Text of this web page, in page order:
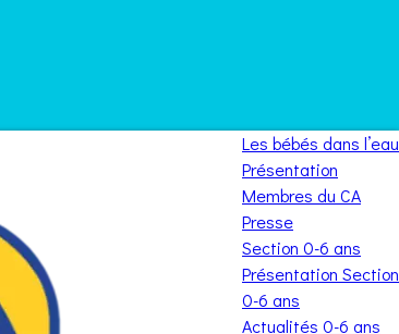
Les bébés dans l’eau
Présentation
Membres du CA
Presse
Section 0-6 ans
Présentation Section
0-6 ans
Actualités 0-6 ans